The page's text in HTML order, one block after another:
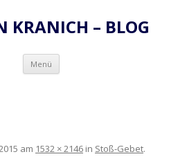
KRANICH – BLOG
Menü Zum
springen
am 1532 × 2146 in Stoß-Gebet.